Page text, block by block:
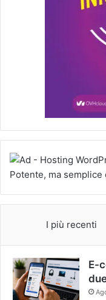
I più recenti
E-